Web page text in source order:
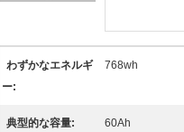
わずかなエネルギ
ー:
768wh
典型的な容量: 60Ah